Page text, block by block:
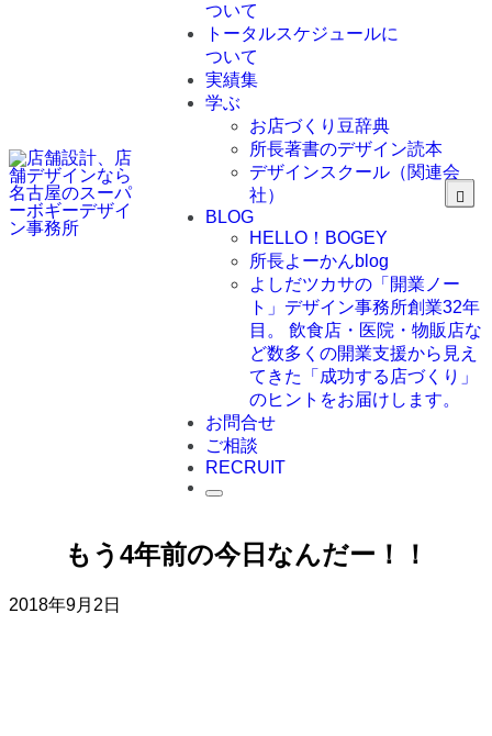
ついて
トータルスケジュールに
ついて
実績集
学ぶ
お店づくり豆辞典
所長著書のデザイン読本
デザインスクール（関連会
社）
BLOG
HELLO！BOGEY
所長よーかんblog
よしだツカサの「開業ノー
ト」 デザイン事務所創業32年
目。 飲食店・医院・物販店な
ど数多くの開業支援から見え
てきた「成功する店づくり」
のヒントをお届けします。
お問合せ
ご相談
RECRUIT
もう4年前の今日なんだー！！
2018年9月2日